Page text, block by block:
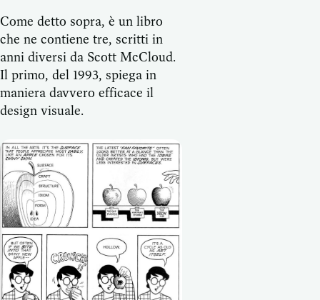
Come detto sopra, è un libro
che ne contiene tre, scritti in
anni diversi da Scott McCloud.
Il primo, del 1993, spiega in
maniera davvero efficace il
design visuale.